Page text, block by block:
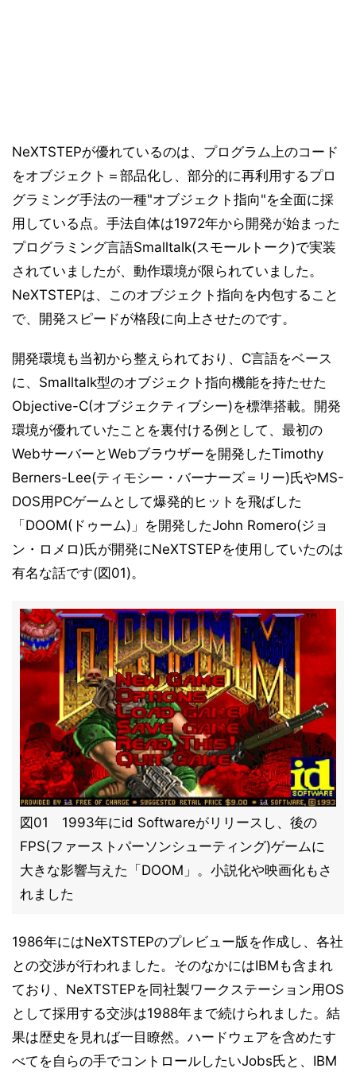
NeXTSTEPが優れているのは、プログラム上のコード
をオブジェクト＝部品化し、部分的に再利用するプロ
グラミング手法の一種"オブジェクト指向"を全面に採
用している点。手法自体は1972年から開発が始まった
プログラミング言語Smalltalk(スモールトーク)で実装
されていましたが、動作環境が限られていました。
NeXTSTEPは、このオブジェクト指向を内包すること
で、開発スピードが格段に向上させたのです。
開発環境も当初から整えられており、C言語をベース
に、Smalltalk型のオブジェクト指向機能を持たせた
Objective-C(オブジェクティブシー)を標準搭載。開発
環境が優れていたことを裏付ける例として、最初の
WebサーバーとWebブラウザーを開発したTimothy
Berners-Lee(ティモシー・バーナーズ＝リー)氏やMS-
DOS用PCゲームとして爆発的ヒットを飛ばした
「DOOM(ドゥーム)」を開発したJohn Romero(ジョ
ン・ロメロ)氏が開発にNeXTSTEPを使用していたのは
有名な話です(図01)。
図01 1993年にid Softwareがリリースし、後の
FPS(ファーストパーソンシューティング)ゲームに
大きな影響与えた「DOOM」。小説化や映画化もさ
れました
1986年にはNeXTSTEPのプレビュー版を作成し、各社
との交渉が行われました。そのなかにはIBMも含まれ
ており、NeXTSTEPを同社製ワークステーション用OS
として採用する交渉は1988年まで続けられました。結
果は歴史を見れば一目瞭然。ハードウェアを含めたす
べてを自らの手でコントロールしたいJobs氏と、IBM